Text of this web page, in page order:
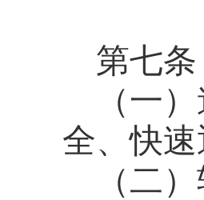
第七条
（一
全、快
（二